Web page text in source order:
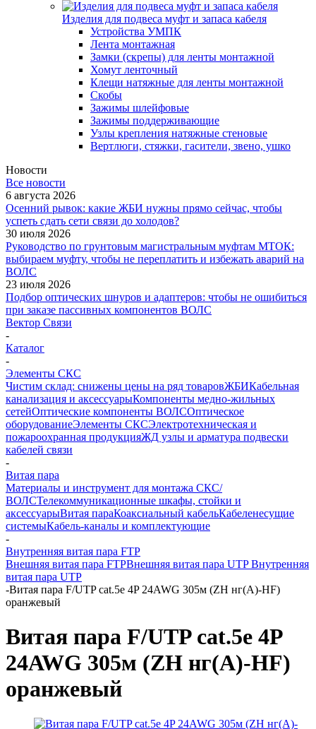
Изделия для подвеса муфт и запаса кабеля
Устройства УМПК
Лента монтажная
Замки (скрепы) для ленты монтажной
Хомут ленточный
Клещи натяжные для ленты монтажной
Скобы
Зажимы шлейфовые
Зажимы поддерживающие
Узлы крепления натяжные стеновые
Вертлюги, стяжки, гасители, звено, ушко
Новости
Все новости
6 августа 2026
Осенний рывок: какие ЖБИ нужны прямо сейчас, чтобы
успеть сдать сети связи до холодов?
30 июля 2026
Руководство по грунтовым магистральным муфтам МТОК:
выбираем муфту, чтобы не переплатить и избежать аварий на
ВОЛС
23 июля 2026
Подбор оптических шнуров и адаптеров: чтобы не ошибиться
при заказе пассивных компонентов ВОЛС
Вектор Связи
-
Каталог
-
Элементы СКС
Чистим склад: снижены цены на ряд товаровЖБИКабельная
канализация и аксессуарыКомпоненты медно-жильных
сетейОптические компоненты ВОЛСОптическое
оборудованиеЭлементы СКСЭлектротехническая и
пожароохранная продукцияЖД узлы и арматура подвески
кабелей связи
-
Витая пара
Материалы и инструмент для монтажа СКС/
ВОЛСТелекоммуникационные шкафы, стойки и
аксессуарыВитая параКоаксиальный кабельКабеленесущие
системыКабель-каналы и комплектующие
-
Внутренняя витая пара FTP
Внешняя витая пара FTPВнешняя витая пара UTPВнутренняя
витая пара UTP
-Витая пара F/UTP cat.5e 4P 24AWG 305м (ZH нг(A)-HF)
оранжевый
Витая пара F/UTP cat.5e 4P
24AWG 305м (ZH нг(A)-HF)
оранжевый